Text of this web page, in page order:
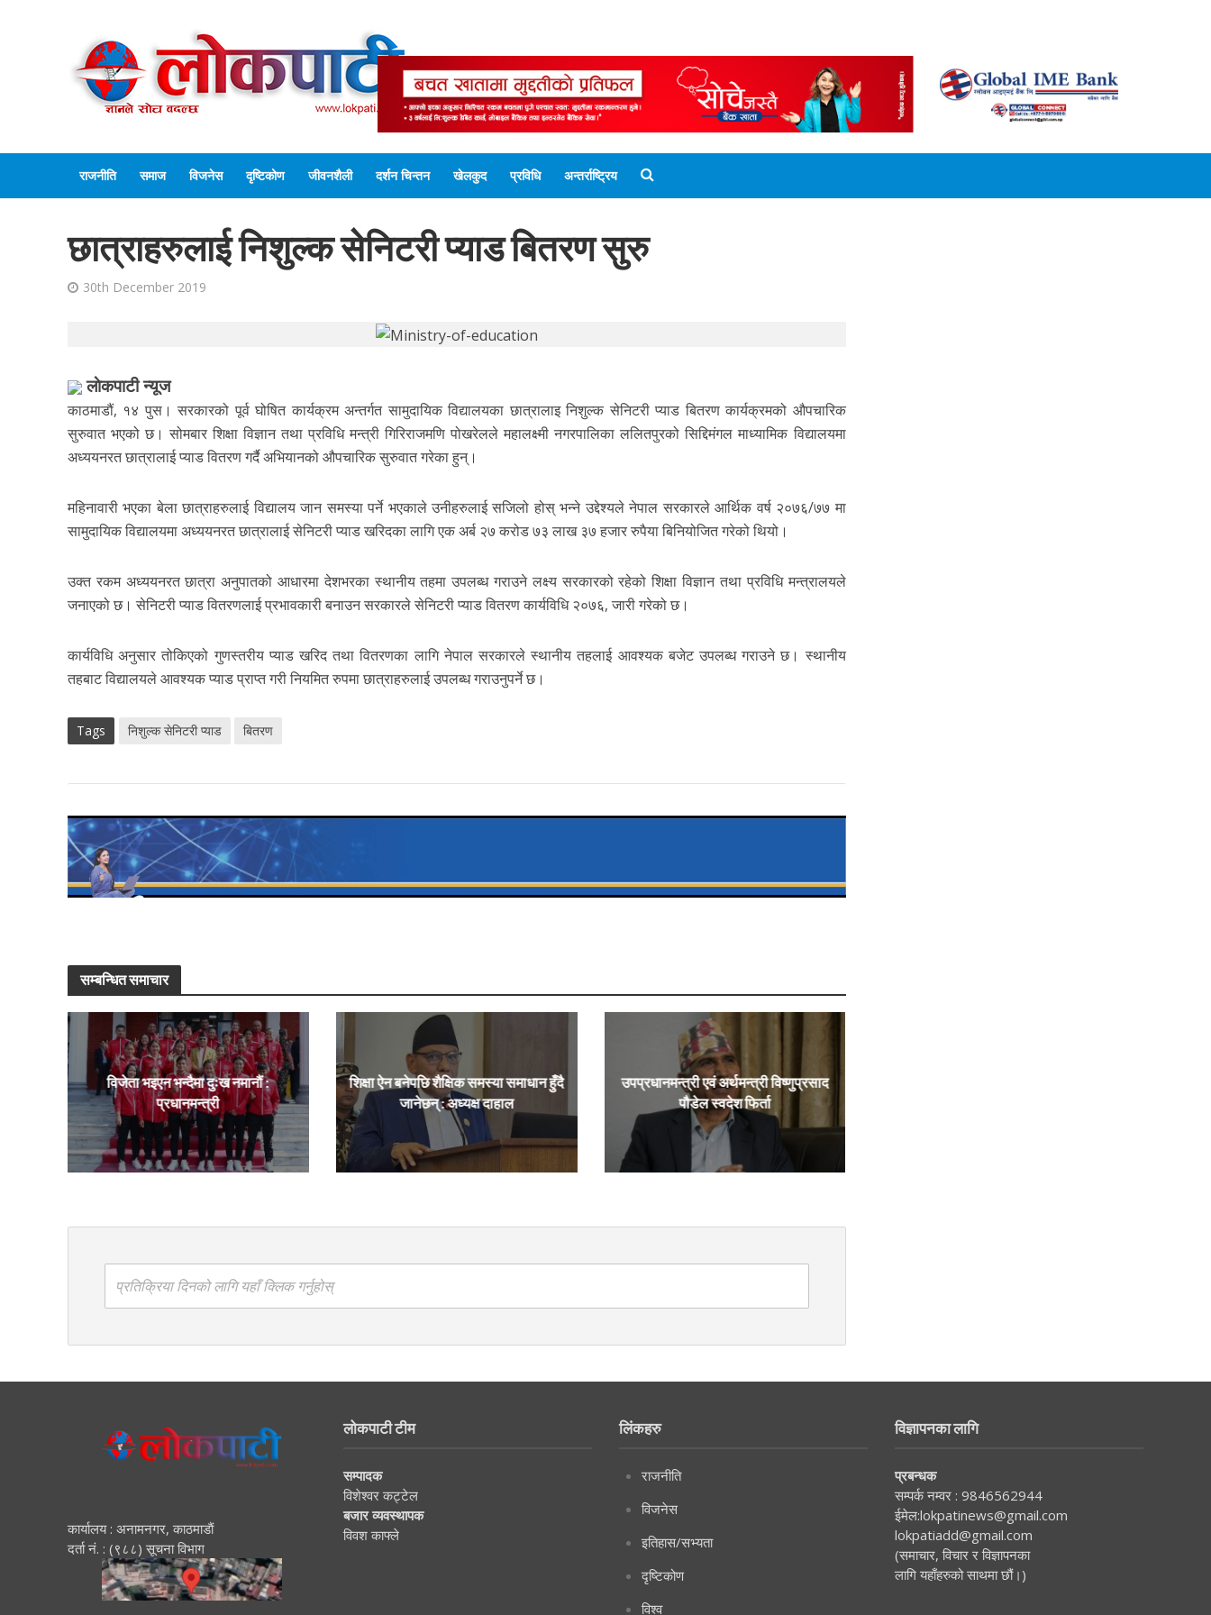
राजनीति समाज विजनेस दृष्टिकोण जीवनशैली दर्शन चिन्तन खेलकुद प्रविधि अन्तर्राष्ट्रिय
छात्राहरुलाई निशुल्क सेनिटरी प्याड बितरण सुरु
30th December 2019
लाेकपाटी न्यूज
काठमाडौं, १४ पुस। सरकारको पूर्व घोषित कार्यक्रम अन्तर्गत सामुदायिक विद्यालयका छात्रालाइ निशुल्क सेनिटरी प्याड बितरण कार्यक्रमको औपचारिक
सुरुवात भएको छ। सोमबार शिक्षा विज्ञान तथा प्रविधि मन्त्री गिरिराजमणि पोखरेलले महालक्ष्मी नगरपालिका ललितपुरको सिद्दिमंगल माध्यामिक विद्यालयमा
अध्ययनरत छात्रालाई प्याड वितरण गर्दै अभियानको औपचारिक सुरुवात गरेका हुन्।
महिनावारी भएका बेला छात्राहरुलाई विद्यालय जान समस्या पर्ने भएकाले उनीहरुलाई सजिलो होस् भन्ने उद्देश्यले नेपाल सरकारले आर्थिक वर्ष २०७६/७७ मा
सामुदायिक विद्यालयमा अध्ययनरत छात्रालाई सेनिटरी प्याड खरिदका लागि एक अर्ब २७ करोड ७३ लाख ३७ हजार रुपैया बिनियोजित गरेको थियो।
उक्त रकम अध्ययनरत छात्रा अनुपातको आधारमा देशभरका स्थानीय तहमा उपलब्ध गराउने लक्ष्य सरकारको रहेको शिक्षा विज्ञान तथा प्रविधि मन्त्रालयले
जनाएको छ। सेनिटरी प्याड वितरणलाई प्रभावकारी बनाउन सरकारले सेनिटरी प्याड वितरण कार्यविधि २०७६, जारी गरेको छ।
कार्यविधि अनुसार तोकिएको गुणस्तरीय प्याड खरिद तथा वितरणका लागि नेपाल सरकारले स्थानीय तहलाई आवश्यक बजेट उपलब्ध गराउने छ। स्थानीय
तहबाट विद्यालयले आवश्यक प्याड प्राप्त गरी नियमित रुपमा छात्राहरुलाई उपलब्ध गराउनुपर्ने छ।
Tags निशुल्क सेनिटरी प्याड बितरण
सम्बन्धित समाचार
विजेता भइएन भन्दैमा दुःख नमानौं :
प्रधानमन्त्री
शिक्षा ऐन बनेपछि शैक्षिक समस्या समाधान हुँदै
जानेछन् : अध्यक्ष दाहाल
उपप्रधानमन्त्री एवं अर्थमन्त्री विष्णुप्रसाद
पौडेल स्वदेश फिर्ता
प्रतिक्रिया दिनको लागि यहाँ क्लिक गर्नुहोस्
कार्यालय : अनामनगर, काठमाडाैं
दर्ता नं. : (९८८) सूचना विभाग
लोकपाटी टीम
सम्पादक
विशेश्वर कट्टेल
बजार व्यवस्थापक
विवश काफ्ले
लिंकहरु
राजनीति
विजनेस
इतिहास/सभ्यता
दृष्टिकोण
विश्व
विज्ञापनका लागि
प्रबन्धक
सम्पर्क नम्वर : 9846562944
ईमेल:lokpatinews@gmail.com
lokpatiadd@gmail.com
(समाचार, विचार र विज्ञापनका
लागि यहाँहरुको साथमा छौं।)